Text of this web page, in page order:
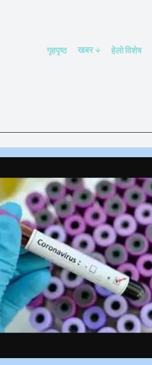
गृहपृष्ठ खबर हेलाे विशेष